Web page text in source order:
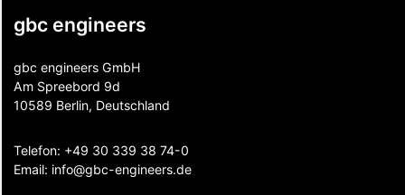
gbc engineers
gbc engineers GmbH
Am Spreebord 9d
10589 Berlin, Deutschland
Telefon: +49 30 339 38 74-0
Email: info@gbc-engineers.de